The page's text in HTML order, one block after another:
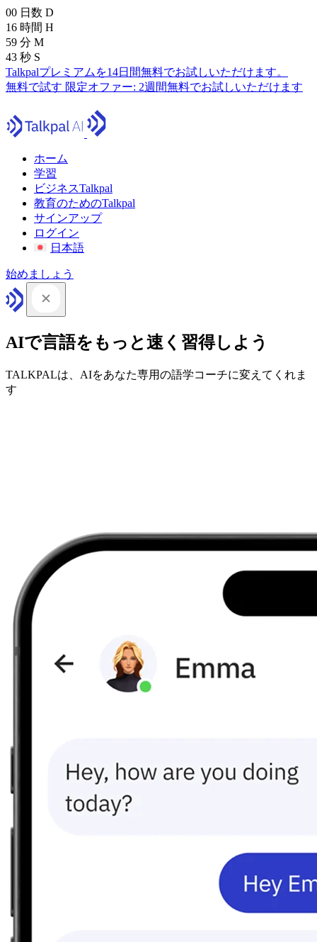
00 日数 D
16 時間 H
59 分 M
41 秒 S
Talkpalプレミアムを14日間無料でお試しいただけます。
無料で試す 限定オファー: 2週間無料でお試しいただけます
ホーム
学習
ビジネスTalkpal
教育のためのTalkpal
サインアップ
ログイン
日本語
始めましょう
AIで言語をもっと速く習得しよう
TALKPALは、AIをあなた専用の語学コーチに変えてくれま
す